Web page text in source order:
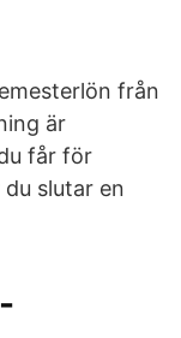
från
är
får för
slutar en